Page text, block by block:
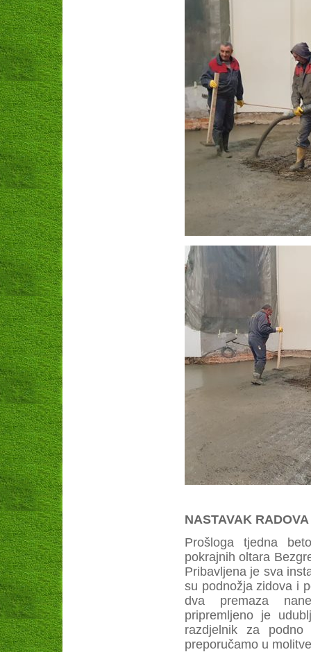
NASTAVAK
Prošloga tjedna
pokrajnih oltara
Pribavljena je sva
su podnožja zidova i
dva premaza
pripremljeno je
razdjelnik za
preporučamo u